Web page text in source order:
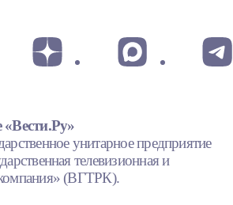
«Вести.Ру»
унитарное предприятие
телевизионная и
(ВГТРК).